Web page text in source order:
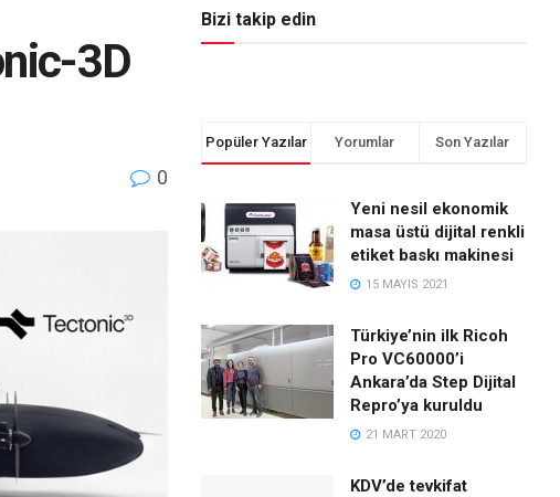
3D
0
Bizi takip edin
Popüler Yazılar Yorumlar Son Yazılar
Yeni nesil ekonomik
masa üstü dijital renkli
etiket baskı makinesi
15 MAYIS 2021
Türkiye’nin ilk Ricoh
Pro VC60000’i
Ankara’da Step Dijital
Repro’ya kuruldu
21 MART 2020
KDV’de tevkifat